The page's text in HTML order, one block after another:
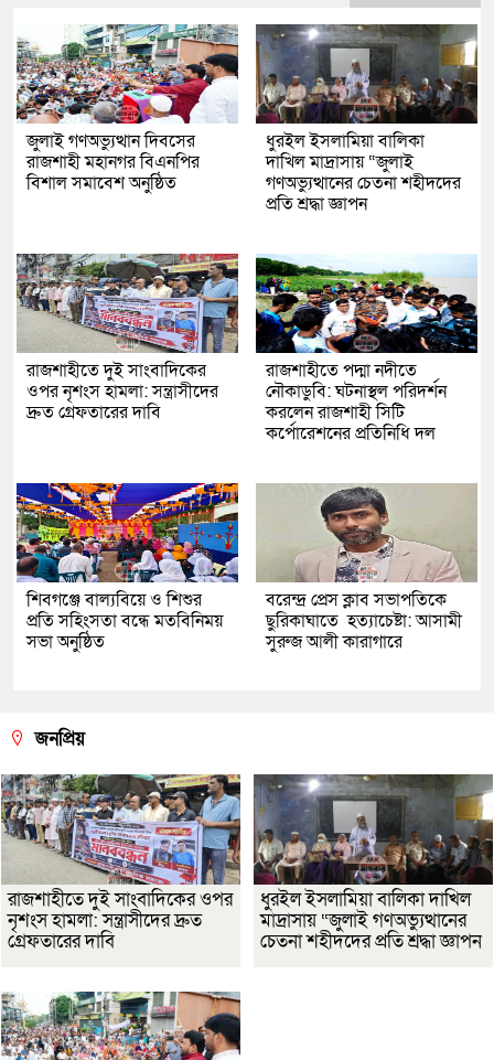
জুলাই গণঅভ্যুত্থান দিবসের
রাজশাহী মহানগর বিএনপির
বিশাল সমাবেশ অনুষ্ঠিত
ধুরইল ইসলামিয়া বালিকা
দাখিল মাদ্রাসায় “জুলাই
গণঅভ্যুত্থানের চেতনা শহীদদের
প্রতি শ্রদ্ধা জ্ঞাপন
রাজশাহীতে দুই সাংবাদিকের
ওপর নৃশংস হামলা: সন্ত্রাসীদের
দ্রুত গ্রেফতারের দাবি
রাজশাহীতে পদ্মা নদীতে
নৌকাডুবি: ঘটনাস্থল পরিদর্শন
করলেন রাজশাহী সিটি
কর্পোরেশনের প্রতিনিধি দল
শিবগঞ্জে বাল্যবিয়ে ও শিশুর
প্রতি সহিংসতা বন্ধে মতবিনিময়
সভা অনুষ্ঠিত
বরেন্দ্র প্রেস ক্লাব সভাপতিকে
ছুরিকাঘাতে হত্যাচেষ্টা: আসামী
সুরুজ আলী কারাগারে
জনপ্রিয়
রাজশাহীতে দুই সাংবাদিকের ওপর
নৃশংস হামলা: সন্ত্রাসীদের দ্রুত
গ্রেফতারের দাবি
ধুরইল ইসলামিয়া বালিকা দাখিল
মাদ্রাসায় “জুলাই গণঅভ্যুত্থানের
চেতনা শহীদদের প্রতি শ্রদ্ধা জ্ঞাপন